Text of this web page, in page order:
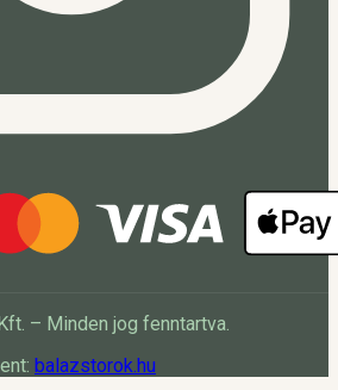
– Minden jog fenntartva.
balazstorok.hu